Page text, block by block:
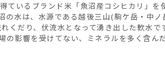
ているブランド米「魚沼産コシヒカリ」を
の水は、水源である越後三山(駒ケ岳・中
くだり、伏流水となって湧き出した軟水で
の影響を受けてない、ミネラルを多く含ん